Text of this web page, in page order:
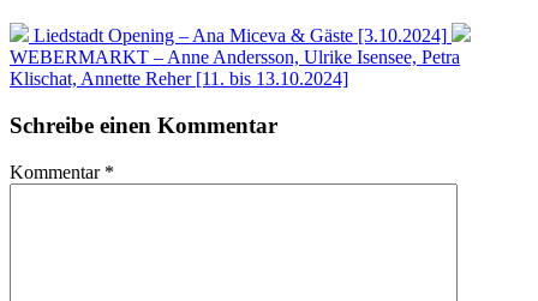
Liedstadt Opening – Ana Miceva & Gäste [3.10.2024]
WEBERMARKT – Anne Andersson, Ulrike Isensee, Petra
Klischat, Annette Reher [11. bis 13.10.2024]
Schreibe einen Kommentar
Kommentar *